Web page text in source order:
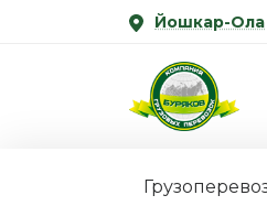
Йошкар-Ола